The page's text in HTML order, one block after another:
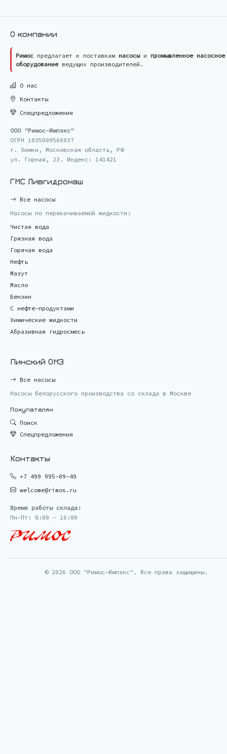
О компании
Римос предлагает к поставкам насосыи промышленное насосное
оборудованиеведущих производителей.
О нас
Контакты
Спецпредложения
ООО "Римос-Импэкс"
ОГРН 1035009560937
г. Химки, Московская область, РФ
ул. Горная, 23. Индекс: 141421
ГМС Ливгидромаш
Все насосы
Насосы по перекачиваемой жидкости:
Чистая вода
Грязная вода
Горячая вода
Нефть
Мазут
Масло
Бензин
С нефте-продуктами
Химические жидкости
Абразивная гидросмесь
Пинский ОМЗ
Все насосы
Насосы белорусского производства со склада в Москве
Покупателям
Поиск
Спецпредложения
Контакты
+7 499 995-09-49
welcome@rimos.ru
Время работы склада:
Пн-Пт: 8:00 - 16:00
© 2026 ООО "Римос-Импэкс". Все права защищены.